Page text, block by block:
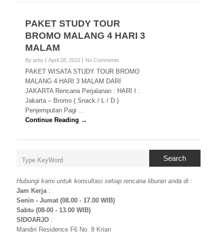
PAKET STUDY TOUR
BROMO MALANG 4 HARI 3
MALAM
By arby April 28, 2022 No Comments
PAKET WISATA STUDY TOUR BROMO
MALANG 4 HARI 3 MALAM DARI
JAKARTA Rencana Perjalanan : HARI I :
Jakarta – Bromo ( Snack / L / D )
Penjemputan Pagi …
Continue Reading →
Search
Hubungi kami untuk konsultasi setiap rencana liburan anda di :
Jam Kerja:
Senin - Jumat (08.00 - 17.00 WIB)
Sabtu (08-00 - 13.00 WIB)
SIDOARJO :
Mandiri Residence F6 No. 8 Krian